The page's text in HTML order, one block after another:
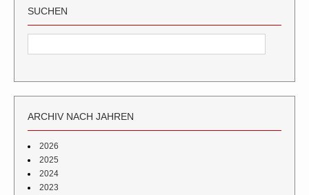
SUCHEN
ARCHIV NACH JAHREN
2026
2025
2024
2023